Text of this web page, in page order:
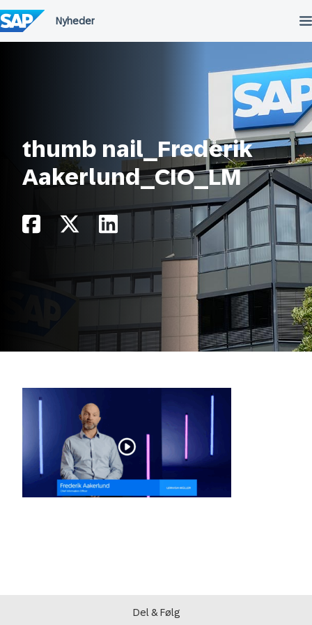
til
indholdet
thumb nail_Frederik
Aakerlund_CIO_LM
Del & Følg